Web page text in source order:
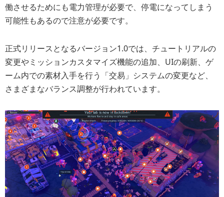
働させるためにも電力管理が必要で、停電になってしまう
可能性もあるので注意が必要です。
正式リリースとなるバージョン1.0では、チュートリアルの
変更やミッションカスタマイズ機能の追加、UIの刷新、ゲ
ーム内での素材入手を行う「交易」システムの変更など、
さまざまなバランス調整が行われています。